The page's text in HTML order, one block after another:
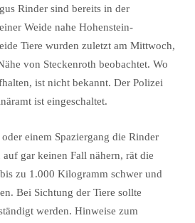
Rinder sind bereits in der
Weide nahe Hohenstein-
Tiere wurden zuletzt am Mittwoch,
von Steckenroth beobachtet. Wo
ist nicht bekannt. Der Polizei
ist eingeschaltet.
einem Spaziergang die Rinder
gar keinen Fall nähern, rät die
zu 1.000 Kilogramm schwer und
Bei Sichtung der Tiere sollte
werden. Hinweise zum